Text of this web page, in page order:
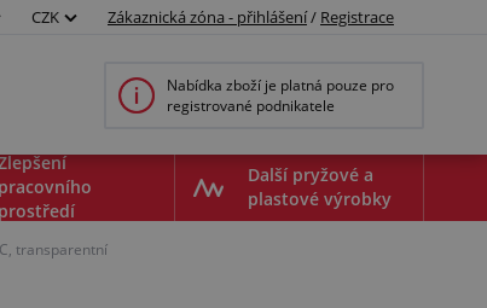
CZK Zákaznická zóna - přihlášení/ Registrace
Nabídka zboží je platná pouze pro
registrované podnikatele
pracovního
prostředí
Další pryžové a
plastové výrobky
transparentní